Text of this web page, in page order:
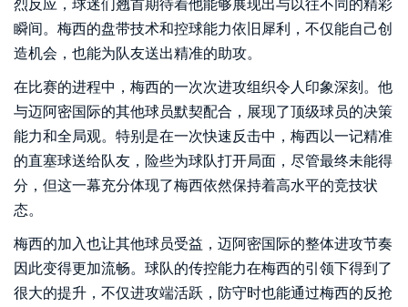
瞬间。梅西的盘带技术和控球能力依旧犀利，不仅能自己创
造机会，也能为队友送出精准的助攻。
在比赛的进程中，梅西的一次次进攻组织令人印象深刻。他
与迈阿密国际的其他球员默契配合，展现了顶级球员的决策
能力和全局观。特别是在一次快速反击中，梅西以一记精准
的直塞球送给队友，险些为球队打开局面，尽管最终未能得
分，但这一幕充分体现了梅西依然保持着高水平的竞技状
态。
梅西的加入也让其他球员受益，迈阿密国际的整体进攻节奏
因此变得更加流畅。球队的传控能力在梅西的引领下得到了
很大的提升，不仅进攻端活跃，防守时也能通过梅西的反抢